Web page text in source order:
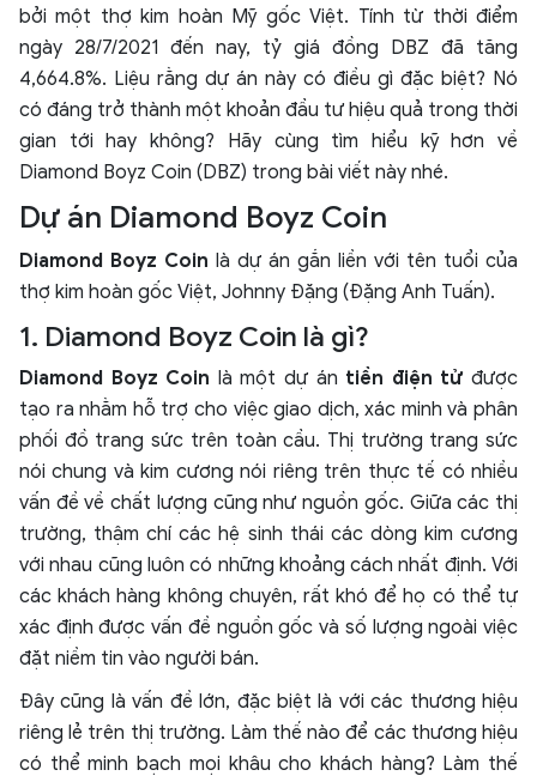
bởi một thợ kim hoàn Mỹ gốc Việt. Tính từ thời điểm
ngày 28/7/2021 đến nay, tỷ giá đồng DBZ đã tăng
4,664.8%. Liệu rằng dự án này có điều gì đặc biệt? Nó
có đáng trở thành một khoản đầu tư hiệu quả trong thời
gian tới hay không? Hãy cùng tìm hiểu kỹ hơn về
Diamond Boyz Coin (DBZ) trong bài viết này nhé.
Dự án Diamond Boyz Coin
Diamond Boyz Coin là dự án gắn liền với tên tuổi của
thợ kim hoàn gốc Việt, Johnny Đặng (Đặng Anh Tuấn).
1. Diamond Boyz Coin là gì?
Diamond Boyz Coin là một dự án tiền điện tử được
tạo ra nhằm hỗ trợ cho việc giao dịch, xác minh và phân
phối đồ trang sức trên toàn cầu. Thị trường trang sức
nói chung và kim cương nói riêng trên thực tế có nhiều
vấn đề về chất lượng cũng như nguồn gốc. Giữa các thị
trường, thậm chí các hệ sinh thái các dòng kim cương
với nhau cũng luôn có những khoảng cách nhất định. Với
các khách hàng không chuyên, rất khó để họ có thể tự
xác định được vấn đề nguồn gốc và số lượng ngoài việc
đặt niềm tin vào người bán.
Đây cũng là vấn đề lớn, đặc biệt là với các thương hiệu
riêng lẻ trên thị trường. Làm thế nào để các thương hiệu
có thể minh bạch mọi khâu cho khách hàng? Làm thế